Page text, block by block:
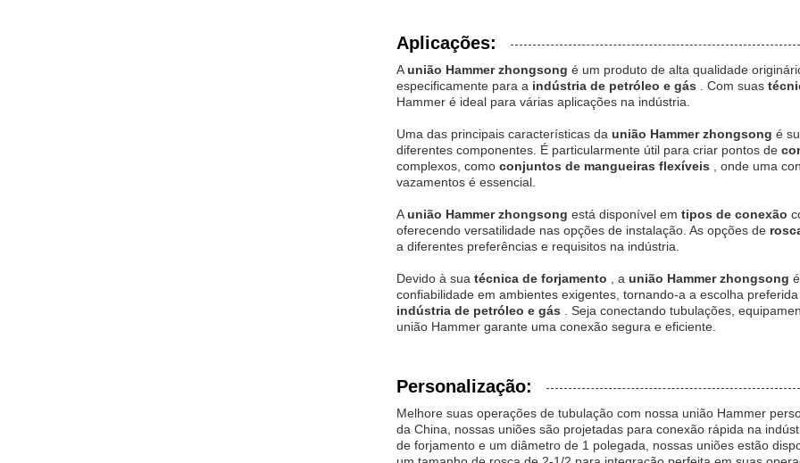
Aplicações:
Aunião Hammer zhongsong é um produto de alta qualidade
especificamente para a indústria de petróleo e gás . Com suas
Hammer é ideal para várias aplicações na indústria.
Uma das principais características da união Hammer zhongsong é
diferentes componentes. É particularmente útil para criar pontos de
complexos, como conjuntos de mangueiras flexíveis
, onde uma
vazamentos é essencial.
Aunião Hammer zhongsong está disponível em tipos de conexão
oferecendo versatilidade nas opções de instalação. As opções de
a diferentes preferências e requisitos na indústria.
Devido à sua técnica de forjamento , a união Hammer zhongsong
confiabilidade em ambientes exigentes, tornando-a a escolha
indústria de petróleo e gás
. Seja conectando tubulações,
união Hammer garante uma conexão segura e eficiente.
Personalização:
Melhore suas operações de tubulação com nossa união Hammer
da China, nossas uniões são projetadas para conexão rápida na
de forjamento e um diâmetro de 1 polegada, nossas uniões estão